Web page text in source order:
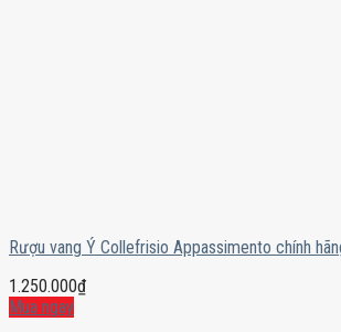
Rượu vang Ý Collefrisio Appassimento chính
1.250.000₫
Mua ngay